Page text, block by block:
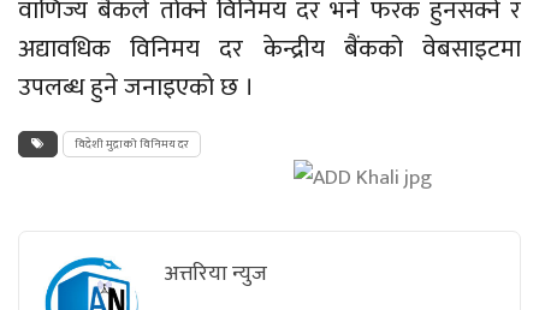
वाणिज्य बैंकले तोक्ने विनिमय दर भने फरक हुनसक्ने र
अद्यावधिक विनिमय दर केन्द्रीय बैंकको वेबसाइटमा
उपलब्ध हुने जनाइएको छ ।
विदेशी मुद्राको विनिमय दर
अत्तरिया न्युज